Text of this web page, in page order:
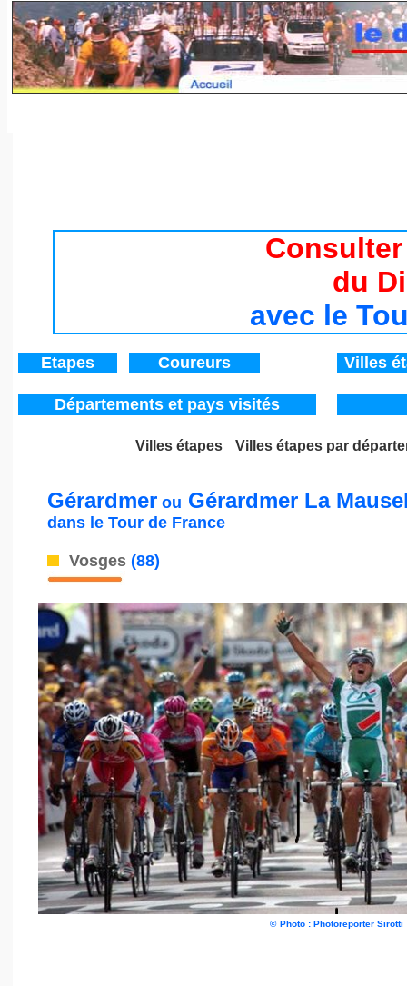
du
avec le
Etapes Coureurs Villes
Départements et pays visités
Villes étapes Villes étapes par
Gérardmer ou Gérardmer La
dans le Tour de France
Vosges (88)
© Photo : Photoreporter Sirotti